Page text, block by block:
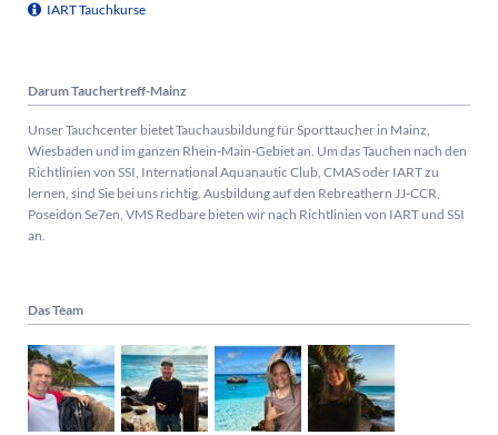
IART Tauchkurse
Darum Tauchertreff-Mainz
Unser Tauchcenter bietet Tauchausbildung für Sporttaucher in Mainz,
Wiesbaden und im ganzen Rhein-Main-Gebiet an. Um das Tauchen nach den
Richtlinien von SSI, International Aquanautic Club, CMAS oder IART zu
lernen, sind Sie bei uns richtig. Ausbildung auf den Rebreathern JJ-CCR,
Poseidon Se7en, VMS Redbare bieten wir nach Richtlinien von IART und SSI
an.
Das Team